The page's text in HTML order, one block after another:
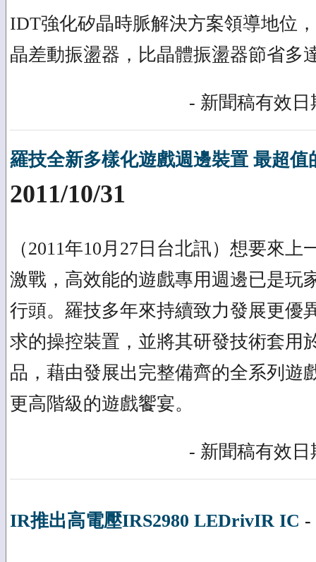
IDT強化矽晶時脈解決方案領導地位
晶差動振盪器，比晶體振盪器節省多
- 新聞稿有效日
羅技全新多樣化遊戲週邊裝置 最超值
2011/10/31
（2011年10月27日台北訊）想要來
激戰，高效能的遊戲專用週邊已是玩
行頭。羅技多年來持續致力發展更優
求的操控裝置，並將其研發技術套用
品，藉由發展出完整備齊的全系列遊
更高階級的遊戲饗宴。
- 新聞稿有效日
IR推出高電壓IRS2980 LEDrivIR IC -